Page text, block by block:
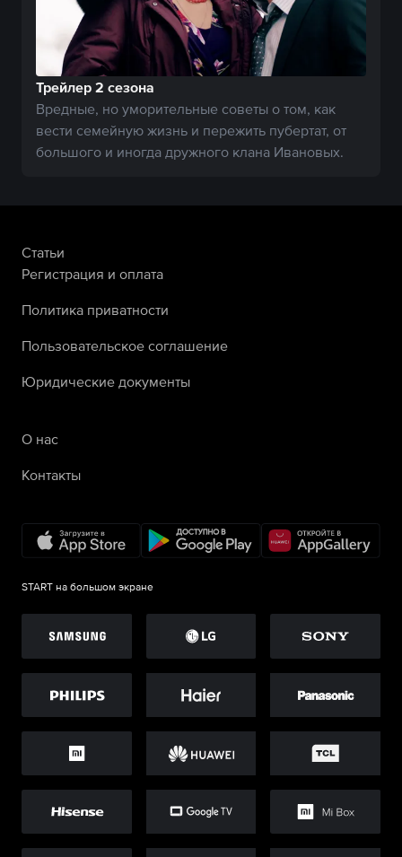
Трейлер 2 сезона
Вредные, но уморительные советы о том, как
вести семейную жизнь и пережить пубертат, от
большого и иногда дружного клана Ивановых.
Статьи
Регистрация и оплата
Политика приватности
Пользовательское соглашение
Юридические документы
О нас
Контакты
START на большом экране